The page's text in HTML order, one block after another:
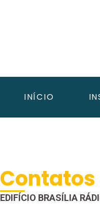
INÍCIO
Contatos
EDIFÍCIO BRASÍLIA